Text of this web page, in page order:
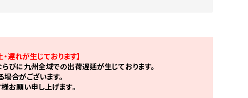
遅れが生じております】
びに九州全域での出荷遅延が生じております。
合がございます。
お願い申し上げます。